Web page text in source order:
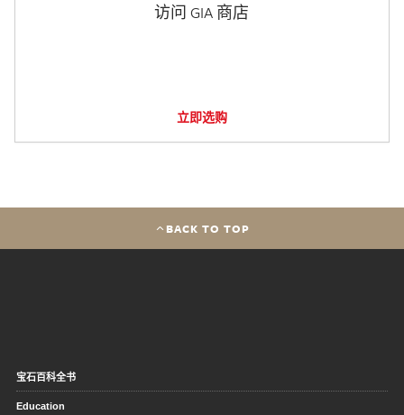
访问 GIA 商店
立即选购
BACK TO TOP
宝石百科全书
Education